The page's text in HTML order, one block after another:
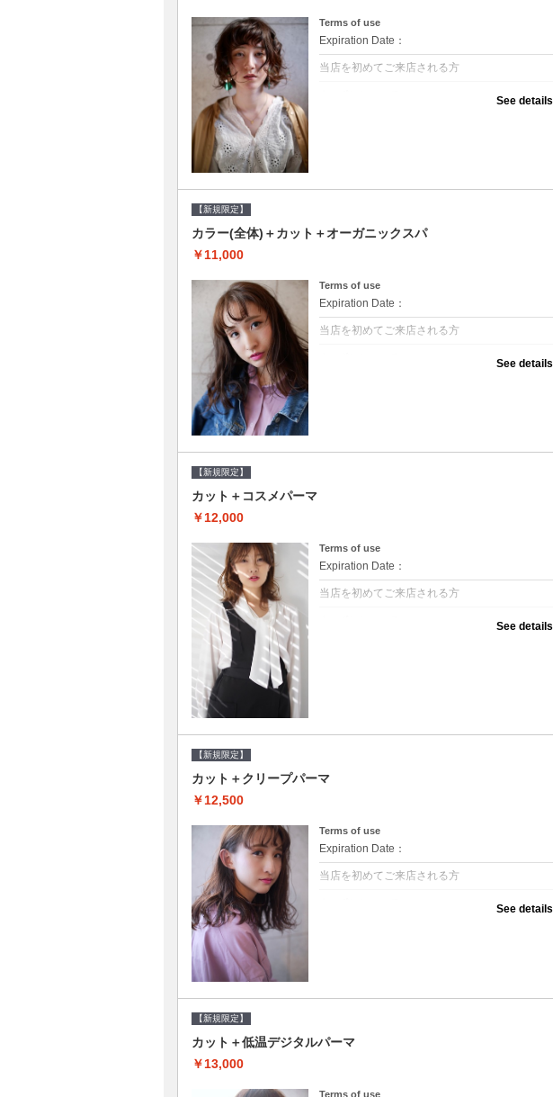
Terms of use
Expiration Date：
当店を初めてご来店される方
See details
【新規限定】
カラー(全体)＋カット＋オーガニックスパ
￥11,000
Terms of use
Expiration Date：
当店を初めてご来店される方
See details
【新規限定】
カット＋コスメパーマ
￥12,000
Terms of use
Expiration Date：
当店を初めてご来店される方
See details
【新規限定】
カット＋クリープパーマ
￥12,500
Terms of use
Expiration Date：
当店を初めてご来店される方
See details
【新規限定】
カット＋低温デジタルパーマ
￥13,000
Terms of use